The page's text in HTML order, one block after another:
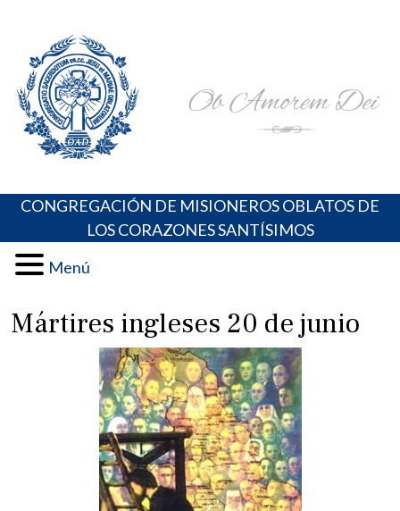
content
Portal de los Padres Oblatos. Advocaciones Marianas,
Oraciones, Música religiosa y más
CONGREGACIÓN DE MISIONEROS OBLATOS DE
LOS CORAZONES SANTÍSIMOS
Menú
Mártires ingleses 20 de junio